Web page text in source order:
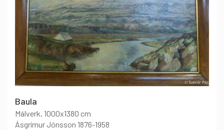
Baula
Málverk, 1000x1380 cm
Ásgrímur Jónsson 1876-1958